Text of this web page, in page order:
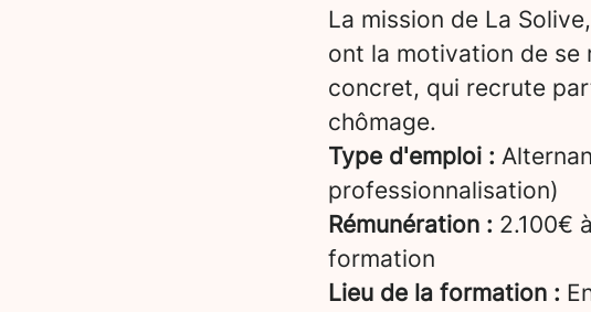
La mission de La
ont la motivation de se
concret, qui recrute
chômage.
Type d'emploi :
professionnalisation)
Rémunération : 2.100€
formation
Lieu de la formation :